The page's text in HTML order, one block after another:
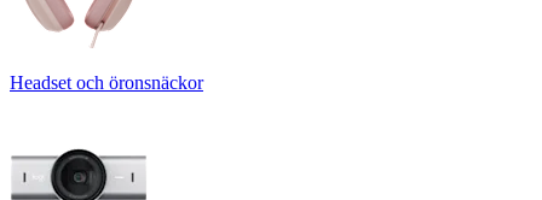
Headset och öronsnäckor